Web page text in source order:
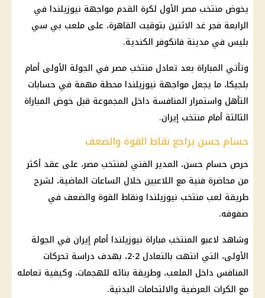
يخوض منتخب مصر الأول لكرة القدم مواجهة نيوزيلندا في
الرابعة فجر غد الاثنين بتوقيت القاهرة، على ملعب بي سي
بليس في مدينة فانكوفر الكندية.
وتأتي المباراة بعد تعادل منتخب مصر في الجولة الأولى أمام
بلجيكا، ما يجعل مواجهة نيوزيلندا محطة مهمة في حسابات
التأهل واستمرار المنافسة داخل المجموعة قبل خوض المباراة
الثالثة أمام منتخب إيران.
حسام حسن يراجع نقاط القوة والضعف
حرص حسام حسن، المدير الفني لمنتخب مصر، على عقد أكثر
من محاضرة فنية مع اللاعبين خلال الساعات الماضية، لشرح
طريقة لعب منتخب نيوزيلندا ونقاط القوة والضعف في
صفوفه.
وشاهد لاعبو المنتخب مباراة نيوزيلندا أمام إيران في الجولة
الأولى، التي انتهت بالتعادل 2-2، بهدف دراسة تحركات
المنافس داخل الملعب، وطريقة بنائه للهجمات، وكيفية تعامله
مع الكرات العرضية والالتحامات البدنية.